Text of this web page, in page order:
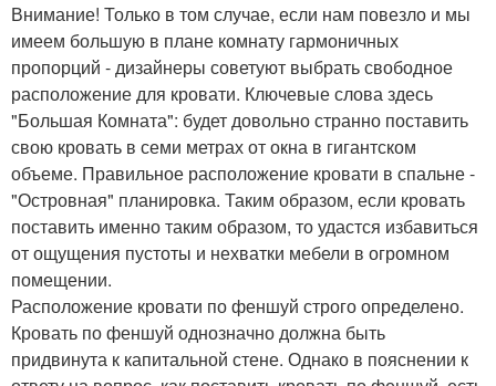
Внимание! Только в том случае, если нам повезло и мы
имеем большую в плане комнату гармоничных
пропорций - дизайнеры советуют выбрать свободное
расположение для кровати. Ключевые слова здесь
"Большая Комната": будет довольно странно поставить
свою кровать в семи метрах от окна в гигантском
объеме. Правильное расположение кровати в спальне -
"Островная" планировка. Таким образом, если кровать
поставить именно таким образом, то удастся избавиться
от ощущения пустоты и нехватки мебели в огромном
помещении.
Расположение кровати по феншуй строго определено.
Кровать по феншуй однозначно должна быть
придвинута к капитальной стене. Однако в пояснении к